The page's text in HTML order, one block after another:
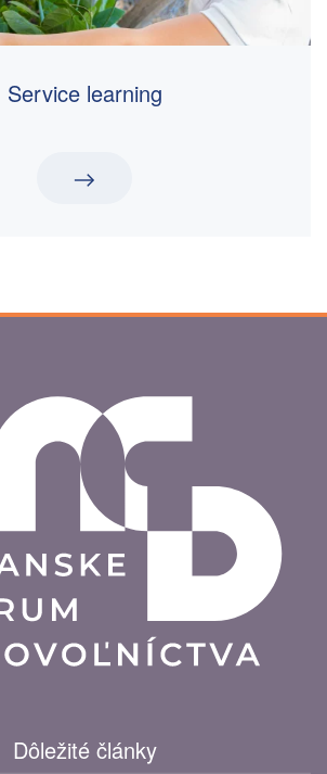
Service learning
Dôležité články